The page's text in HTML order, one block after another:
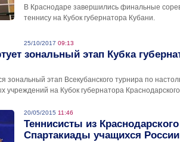
В Краснодаре завершились финальные
теннису на Кубок губернатора Кубани.
25/10/2017 09:13
зональный этап Кубка
зональный этап Всекубанского турнира по
учреждений на Кубок губернатора
20/05/2015 11:46
Теннисисты из
Спартакиады учащихся России